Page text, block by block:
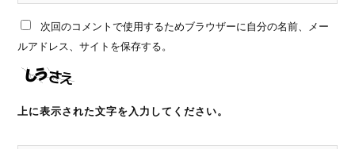
次回のコメントで使用するためブラウザーに自分の名前、メー
ルアドレス、サイトを保存する。
上に表示された文字を入力してください。